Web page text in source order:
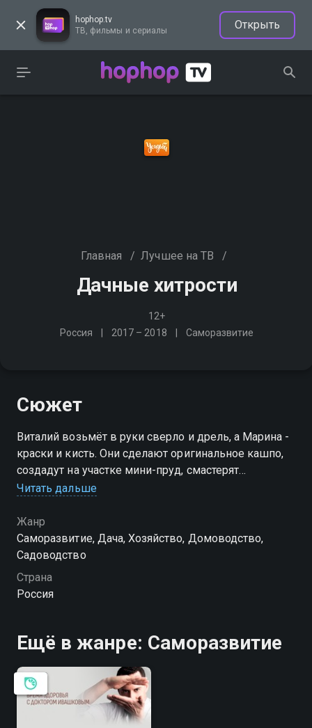
hophop.tv
ТВ, фильмы и сериалы
Открыть
Главная / Лучшее на ТВ /
Дачные хитрости
12+
Россия
2017 – 2018 Саморазвитие
Сюжет
Виталий возьмёт в руки сверло и дрель, а Марина -
краски и кисть. Они сделают оригинальное кашпо,
создадут на участке мини-пруд, смастерят
авторскую вешалку и многое другое
Читать дальше
Жанр
Саморазвитие, Дача, Хозяйство, Домоводство,
Садоводство
Страна
Россия
Ещё в жанре: Саморазвитие